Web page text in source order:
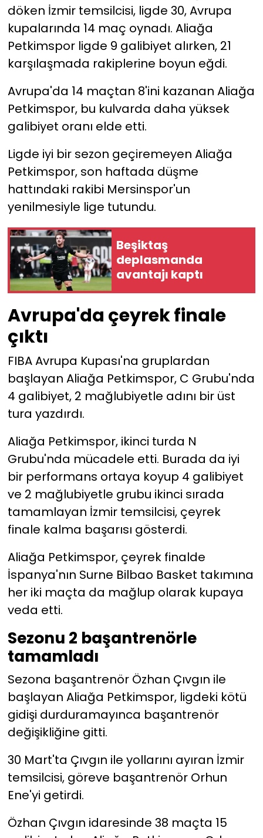
döken İzmir temsilcisi, ligde 30, Avrupa
kupalarında 14 maç oynadı. Aliağa
Petkimspor ligde 9 galibiyet alırken, 21
karşılaşmada rakiplerine boyun eğdi.
Avrupa'da 14 maçtan 8'ini kazanan Aliağa
Petkimspor, bu kulvarda daha yüksek
galibiyet oranı elde etti.
Ligde iyi bir sezon geçiremeyen Aliağa
Petkimspor, son haftada düşme
hattındaki rakibi Mersinspor'un
yenilmesiyle lige tutundu.
Beşiktaş
deplasmanda
avantajı kaptı
Avrupa'da çeyrek finale
çıktı
FIBA Avrupa Kupası'na gruplardan
başlayan Aliağa Petkimspor, C Grubu'nda
4 galibiyet, 2 mağlubiyetle adını bir üst
tura yazdırdı.
Aliağa Petkimspor, ikinci turda N
Grubu'nda mücadele etti. Burada da iyi
bir performans ortaya koyup 4 galibiyet
ve 2 mağlubiyetle grubu ikinci sırada
tamamlayan İzmir temsilcisi, çeyrek
finale kalma başarısı gösterdi.
Aliağa Petkimspor, çeyrek finalde
İspanya'nın Surne Bilbao Basket takımına
her iki maçta da mağlup olarak kupaya
veda etti.
Sezonu 2 başantrenörle
tamamladı
Sezona başantrenör Özhan Çıvgın ile
başlayan Aliağa Petkimspor, ligdeki kötü
gidişi durduramayınca başantrenör
değişikliğine gitti.
30 Mart'ta Çıvgın ile yollarını ayıran İzmir
temsilcisi, göreve başantrenör Orhun
Ene'yi getirdi.
Özhan Çıvgın idaresinde 38 maçta 15
Yaşam
YEREL POLİTİKA
YEREL YÖNETİMLER
Yurt